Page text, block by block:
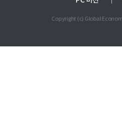
Copyright (c) Global